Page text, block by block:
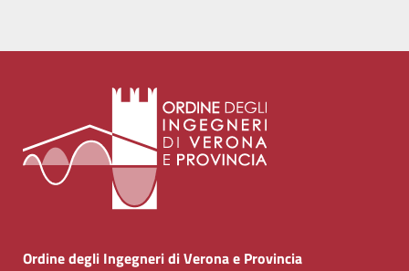
Ordine degli Ingegneri di Verona e Provincia